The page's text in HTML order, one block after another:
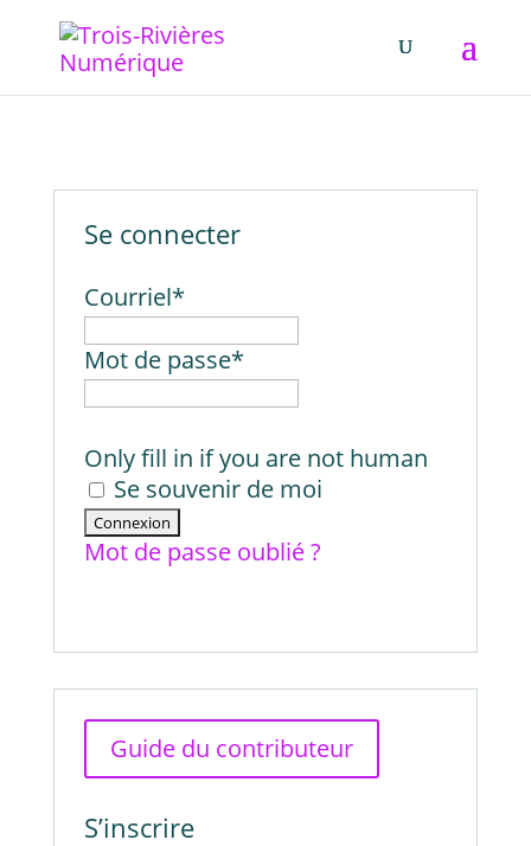
Se connecter
Courriel*
Mot de passe*
Only fill in if you are not human
Se souvenir de moi
Mot de passe oublié ?
Guide du contributeur
S’inscrire